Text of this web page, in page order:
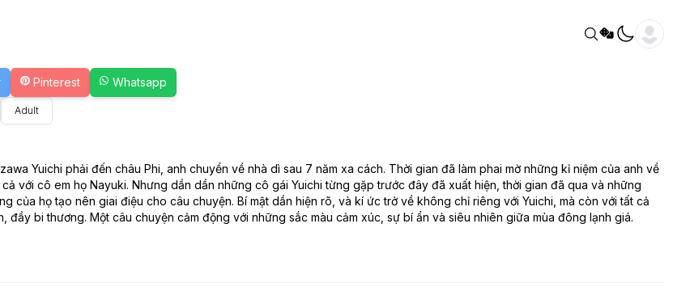
Pinterest Whatsapp
Adult
Yuichi phải đến châu Phi, anh chuyển về nhà dì sau 7 năm xa cách. Thời gian đã làm phai mờ những kỉ niệm của anh về
với cô em họ Nayuki. Nhưng dần dần những cô gái Yuichi từng gặp trước đây đã xuất hiện, thời gian đã qua và những
của họ tạo nên giai điệu cho câu chuyện. Bí mật dần hiện rõ, và kí ức trở về không chỉ riêng với Yuichi, mà còn với tất cả
đầy bi thương. Một câu chuyện cảm động với những sắc màu cảm xúc, sự bí ẩn và siêu nhiên giữa mùa đông lạnh giá.